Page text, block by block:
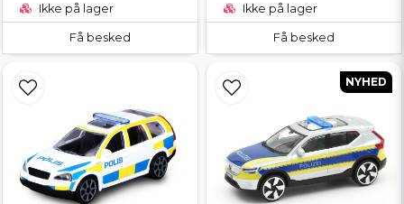
Ikke på lager
Få besked
Ikke på lager
Få besked
NYHED